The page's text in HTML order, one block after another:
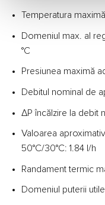
Temperatura
Domeniul max. al
°C
Presiunea maximă
Debitul nominal de
ΔP încălzire la debit
Valoarea
50°C/30°C: 1.84 l/h
Randament termic
Domeniul puterii